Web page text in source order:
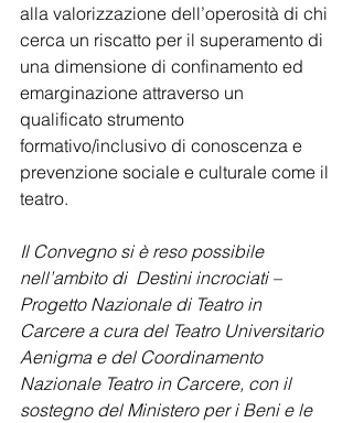
alla valorizzazione dell’operosità di chi
cerca un riscatto per il superamento di
una dimensione di confinamento ed
emarginazione attraverso un
qualificato strumento
formativo/inclusivo di conoscenza e
prevenzione sociale e culturale come il
teatro.
Il Convegno si è reso possibile
nell’ambito di  Destini incrociati –
Progetto Nazionale di Teatro in
Carcere a cura del Teatro Universitario
Aenigma e del Coordinamento
Nazionale Teatro in Carcere, con il
sostegno del Ministero per i Beni e le